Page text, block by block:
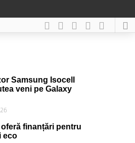
Samsung Isocell
veni pe Galaxy
finanțări pentru
eco